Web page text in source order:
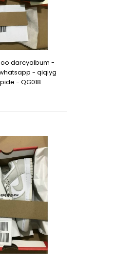
darcyalbum -
- qiqiyg
- QG018